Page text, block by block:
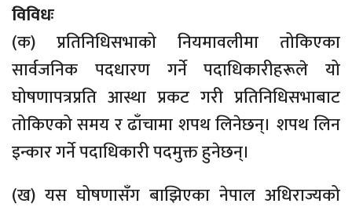
विविधः
(क) प्रतिनिधिसभाको नियमावलीमा तोकिएका
सार्वजनिक पदधारण गर्ने पदाधिकारीहरूले यो
घोषणापत्रप्रति आस्था प्रकट गरी प्रतिनिधिसभाबाट
तोकिएको समय र ढाँचामा शपथ लिनेछन्। शपथ लिन
इन्कार गर्ने पदाधिकारी पदमुक्त हुनेछन्।
(ख) यस घोषणासँग बाझिएका नेपाल अधिराज्यको